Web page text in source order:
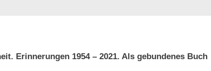
Erinnerungen 1954 – 2021. Als gebundenes Buch